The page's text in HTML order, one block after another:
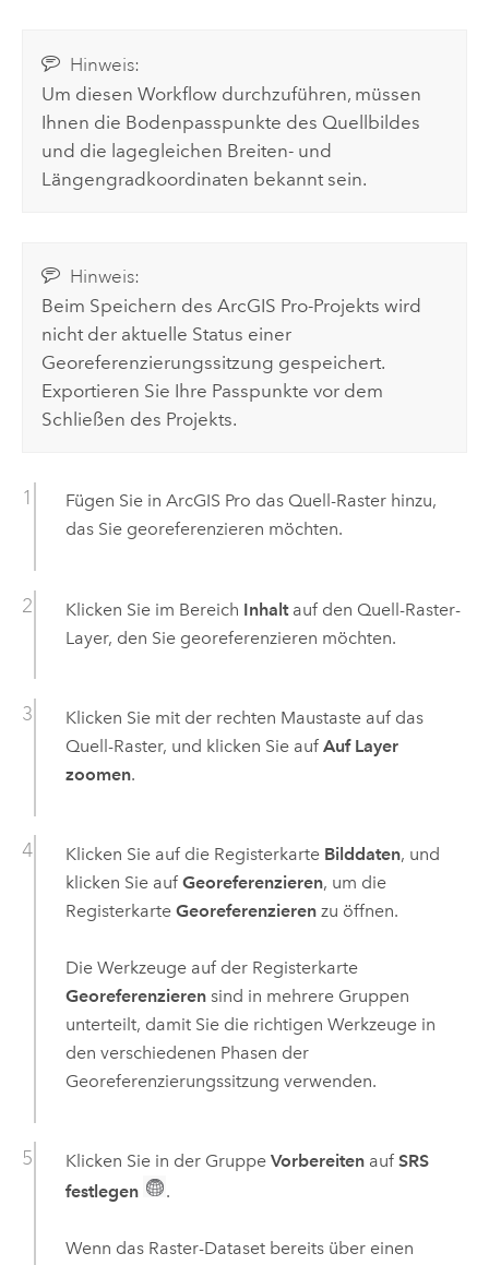
Hinweis:
Um diesen Workflow durchzuführen, müssen
Ihnen die Bodenpasspunkte des Quellbildes
und die lagegleichen Breiten- und
Längengradkoordinaten bekannt sein.
Hinweis:
Beim Speichern desArcGIS Pro-Projekts wird
nicht der aktuelle Status einer
Georeferenzierungssitzung gespeichert.
Exportieren Sie Ihre Passpunkte vor dem
Schließen des Projekts.
Fügen Sie in ArcGIS Pro das Quell-Raster hinzu,
das Sie georeferenzieren möchten.
Klicken Sie im Bereich Inhaltauf den Quell-Raster-
Layer, den Sie georeferenzieren möchten.
Klicken Sie mit der rechten Maustaste auf das
Quell-Raster, und klicken Sie auf Auf Layer
zoomen.
Klicken Sie auf die Registerkarte Bilddaten, und
klicken Sie auf Georeferenzieren, um die
Registerkarte Georeferenzierenzu öffnen.
Die Werkzeuge auf der Registerkarte
Georeferenzierensind in mehrere Gruppen
unterteilt, damit Sie die richtigen Werkzeuge in
den verschiedenen Phasen der
Georeferenzierungssitzung verwenden.
Klicken Sie in der Gruppe Vorbereitenauf SRS
festlegen
.
Wenn das Raster-Dataset bereits über einen